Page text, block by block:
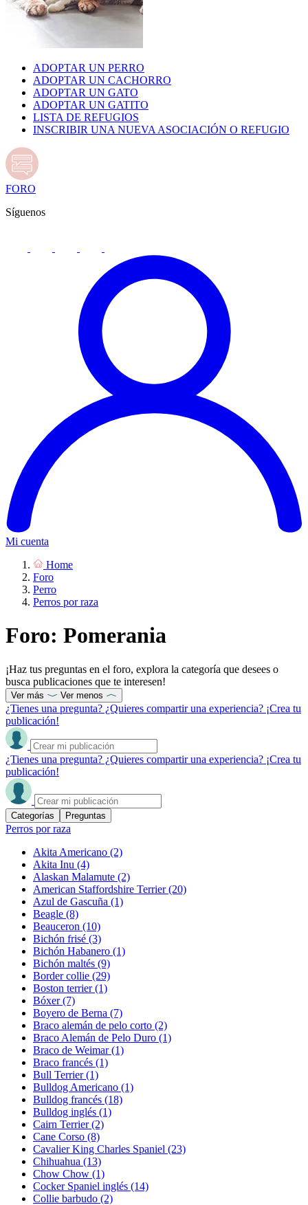
ADOPTAR UN PERRO
ADOPTAR UN CACHORRO
ADOPTAR UN GATO
ADOPTAR UN GATITO
LISTA DE REFUGIOS
INSCRIBIR UNA NUEVA ASOCIACIÓN O REFUGIO
FORO
Síguenos
Mi cuenta
Home
Foro
Perro
Perros por raza
Foro: Pomerania
¡Haz tus preguntas en el foro, explora la categoría que desees o
busca publicaciones que te interesen!
Ver más Ver menos
¿Tienes una pregunta? ¿Quieres compartir una experiencia? ¡Crea tu
publicación!
¿Tienes una pregunta? ¿Quieres compartir una experiencia? ¡Crea tu
publicación!
Categorías Preguntas
Perros por raza
Akita Americano (2)
Akita Inu (4)
Alaskan Malamute (2)
American Staffordshire Terrier(20)
Azul de Gascuña (1)
Beagle (8)
Beauceron (10)
Bichón frisé (3)
Bichón Habanero (1)
Bichón maltés (9)
Border collie (29)
Boston terrier(1)
Bóxer(7)
Boyero de Berna (7)
Braco alemán de pelo corto (2)
Braco Alemán de Pelo Duro (1)
Braco de Weimar(1)
Braco francés (1)
Bull Terrier(1)
Bulldog Americano (1)
Bulldog francés (18)
Bulldog inglés (1)
Cairn Terrier(2)
Cane Corso (8)
Cavalier King Charles Spaniel (23)
Chihuahua (13)
Chow Chow (1)
Cocker Spaniel inglés (14)
Collie barbudo (2)